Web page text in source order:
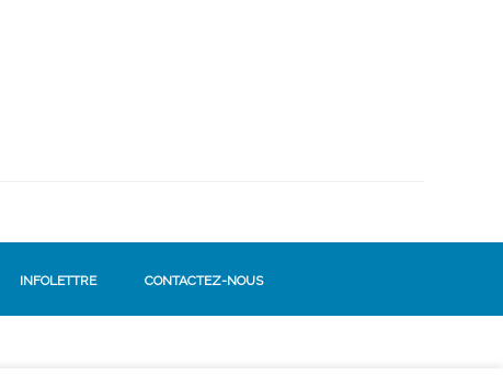
INFOLETTRE CONTACTEZ-NOUS